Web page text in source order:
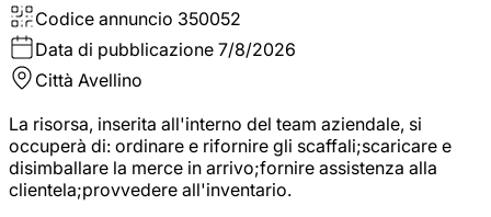
Codice annuncio 350052
Data di pubblicazione 7/8/2026
Città Avellino
La risorsa, inserita all'interno del team aziendale, si
occuperà di: ordinare e rifornire gli scaffali;scaricare e
disimballare la merce in arrivo;fornire assistenza alla
clientela;provvedere all'inventario.